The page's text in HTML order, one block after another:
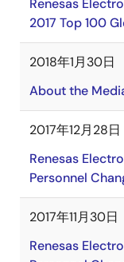
Renesas
2017 Top 100
2018年1月30日
About the
2017年12月28日
Renesas
Personnel
2017年11月30日
Renesas